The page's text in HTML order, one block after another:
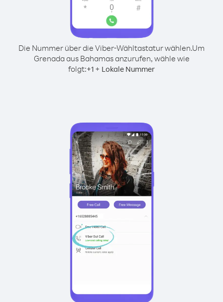
Die Nummer über die Viber-Wähltastatur wählen.Um
Grenada aus Bahamas anzurufen, wähle wie
folgt:+1 + Lokale Nummer